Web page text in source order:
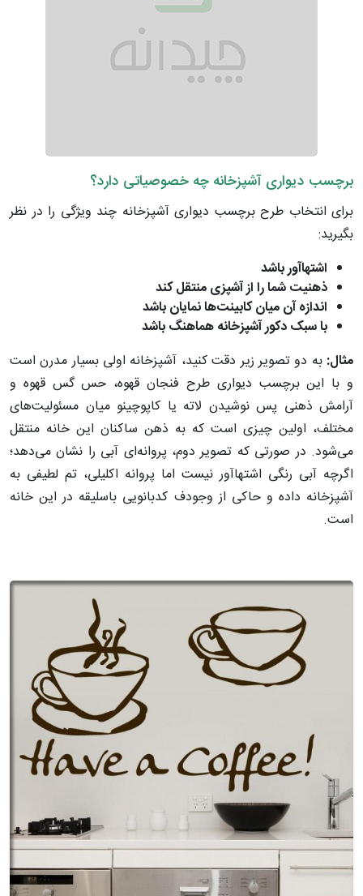
برچسب دیواری آشپزخانه چه خصوصیاتی دارد؟
برای انتخاب طرح برچسب دیواری آشپزخانه چند ویژگی را در نظر
بگیرید:
اشتهاآور باشد
ذهنیت شما را از آشپزی منتقل کند
اندازه آن میان کابینت‌ها نمایان باشد
با سبک دکور آشپزخانه هماهنگ باشد
مثال: به دو تصویر زیر دقت کنید، آشپزخانه اولی بسیار مدرن است
و با این برچسب دیواری طرح فنجان قهوه، حس گس قهوه و
آرامش ذهنی پس نوشیدن لاته یا کاپوچینو میان مسئولیت‌های
مختلف، اولین چیزی است که به ذهن ساکنان این خانه منتقل
می‌شود. در صورتی که تصویر دوم، پروانه‌ای آبی را نشان می‌دهد؛
اگرچه آبی رنگی اشتهاآور نیست اما پروانه اکلیلی، تم لطیفی به
آشپزخانه داده و حاکی از وجودف کدبانویی باسلیقه در این خانه
است.